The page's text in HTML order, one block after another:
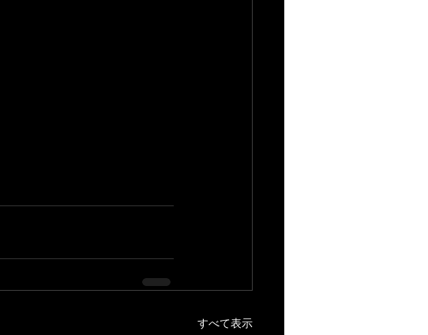
すべて表示